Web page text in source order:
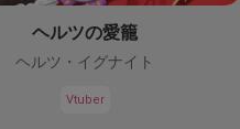
ヘルツの愛籠
ヘルツ・イグナイト
Vtuber